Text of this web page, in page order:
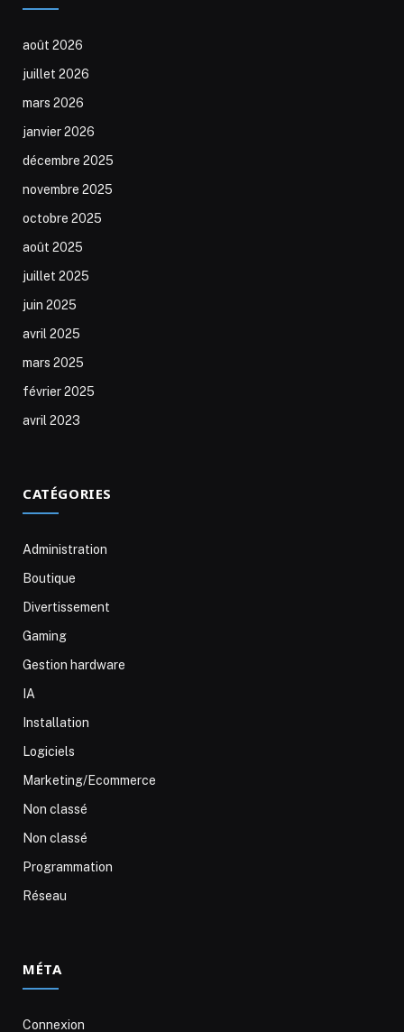
août 2026
juillet 2026
mars 2026
janvier 2026
décembre 2025
novembre 2025
octobre 2025
août 2025
juillet 2025
juin 2025
avril 2025
mars 2025
février 2025
avril 2023
CATÉGORIES
Administration
Boutique
Divertissement
Gaming
Gestion hardware
IA
Installation
Logiciels
Marketing/Ecommerce
Non classé
Non classé
Programmation
Réseau
MÉTA
Connexion